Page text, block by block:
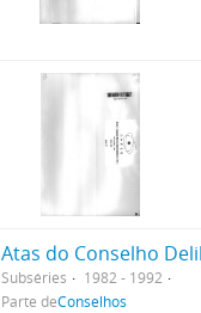
Atas do Conselho
Subséries
1982 - 1992
Parte deConselhos